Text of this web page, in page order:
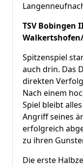
TSV Bobingen
Spitzenspiel
auch drin. Das
direkten
Nach einem
Spiel bleibt
Angriff seines
erfolgreich
zu ihren
Die erste